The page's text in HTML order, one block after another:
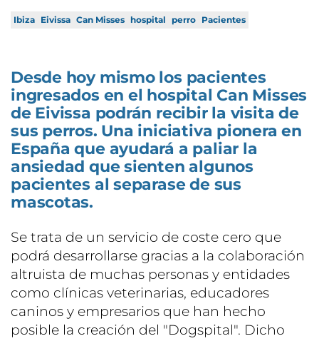
Ibiza Eivissa Can Misses hospital perro Pacientes
Desde hoy mismo los pacientes
ingresados en el hospital Can Misses
de Eivissa podrán recibir la visita de
sus perros. Una iniciativa pionera en
España que ayudará a paliar la
ansiedad que sienten algunos
pacientes al separase de sus
mascotas.
Se trata de un servicio de coste cero que
podrá desarrollarse gracias a la colaboración
altruista de muchas personas y entidades
como clínicas veterinarias, educadores
caninos y empresarios que han hecho
posible la creación del "Dogspital". Dicho